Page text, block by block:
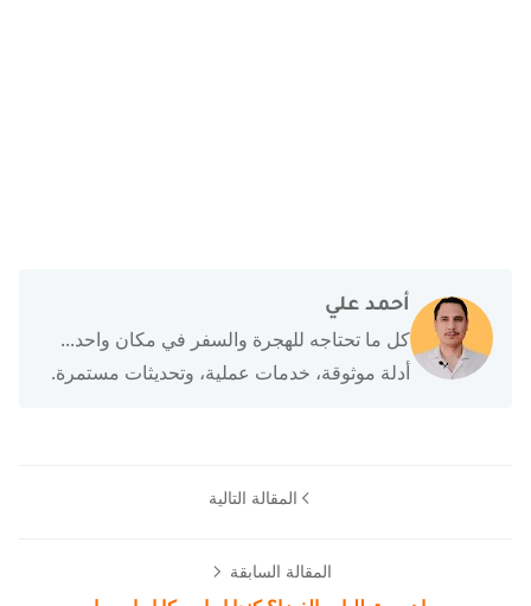
أحمد علي
كل ما تحتاجه للهجرة والسفر في مكان واحد...
أدلة موثوقة، خدمات عملية، وتحديثات مستمرة.
المقالة التالية
المقالة السابقة